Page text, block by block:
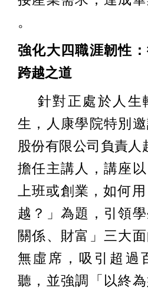
。
強化大四職涯韌性
跨越之道
針對正處於人生
生，人康學院特別
股份有限公司負責人
擔任主講人，講座以
上班或創業，如何
越？」為題，引領學
關係、財富」三大
無虛席，吸引超過
聽，並強調「以終